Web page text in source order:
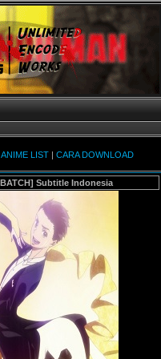
ANIME LIST | CARA DOWNLOAD
Subtitle Indonesia